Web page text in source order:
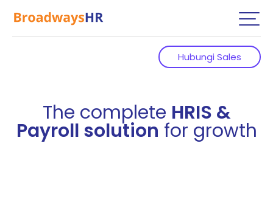
Hubungi Sales
The complete HRIS &
Payroll solution for growth